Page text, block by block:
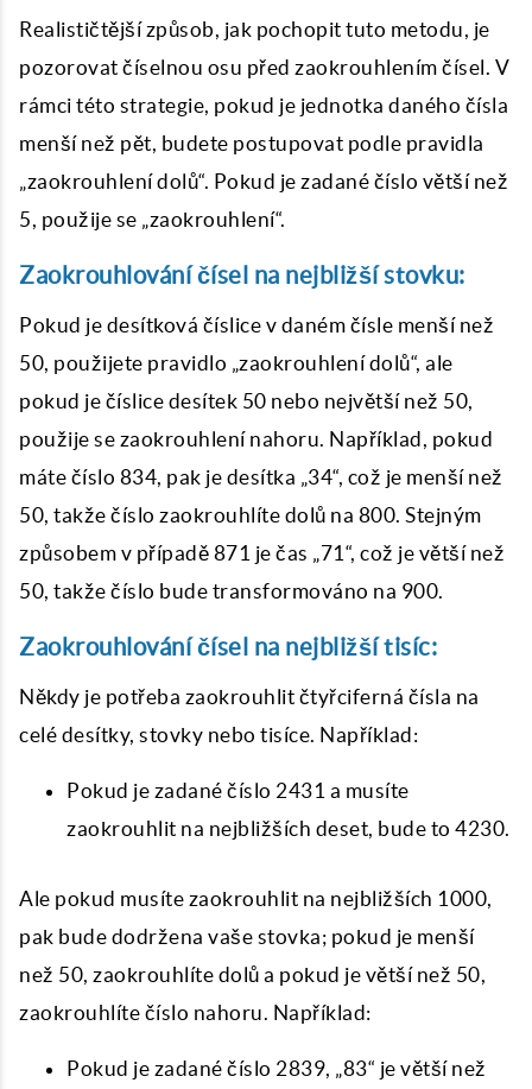
Realističtější způsob, jak pochopit tuto metodu, je
pozorovat číselnou osu před zaokrouhlením čísel. V
rámci této strategie, pokud je jednotka daného čísla
menší než pět, budete postupovat podle pravidla
„zaokrouhlení dolů“. Pokud je zadané číslo větší než
5, použije se „zaokrouhlení“.
Zaokrouhlování čísel na nejbližší stovku:
Pokud je desítková číslice v daném čísle menší než
50, použijete pravidlo „zaokrouhlení dolů“, ale
pokud je číslice desítek 50 nebo největší než 50,
použije se zaokrouhlení nahoru. Například, pokud
máte číslo 834, pak je desítka „34“, což je menší než
50, takže číslo zaokrouhlíte dolů na 800. Stejným
způsobem v případě 871 je čas „71“, což je větší než
50, takže číslo bude transformováno na 900.
Zaokrouhlování čísel na nejbližší tisíc:
Někdy je potřeba zaokrouhlit čtyřciferná čísla na
celé desítky, stovky nebo tisíce. Například:
Pokud je zadané číslo 2431 a musíte
zaokrouhlit na nejbližších deset, bude to 4230.
Ale pokud musíte zaokrouhlit na nejbližších 1000,
pak bude dodržena vaše stovka; pokud je menší
než 50, zaokrouhlíte dolů a pokud je větší než 50,
zaokrouhlíte číslo nahoru. Například:
Pokud je zadané číslo 2839, „83“ je větší než